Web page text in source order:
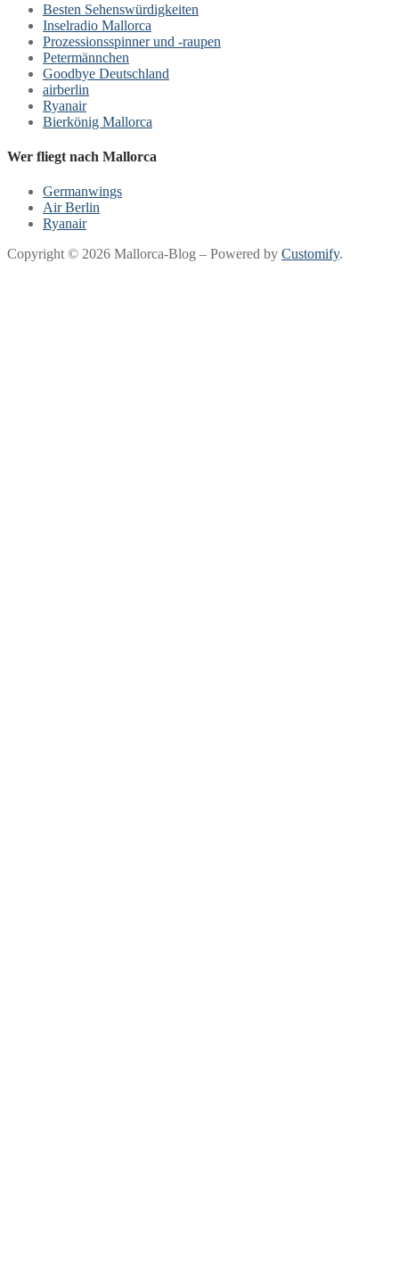
Besten Sehenswürdigkeiten
Inselradio Mallorca
Prozessionsspinner und -raupen
Petermännchen
Goodbye Deutschland
airberlin
Ryanair
Bierkönig Mallorca
Wer fliegt nach Mallorca
Germanwings
Air Berlin
Ryanair
Copyright © 2026 Mallorca-Blog – Powered by Customify.